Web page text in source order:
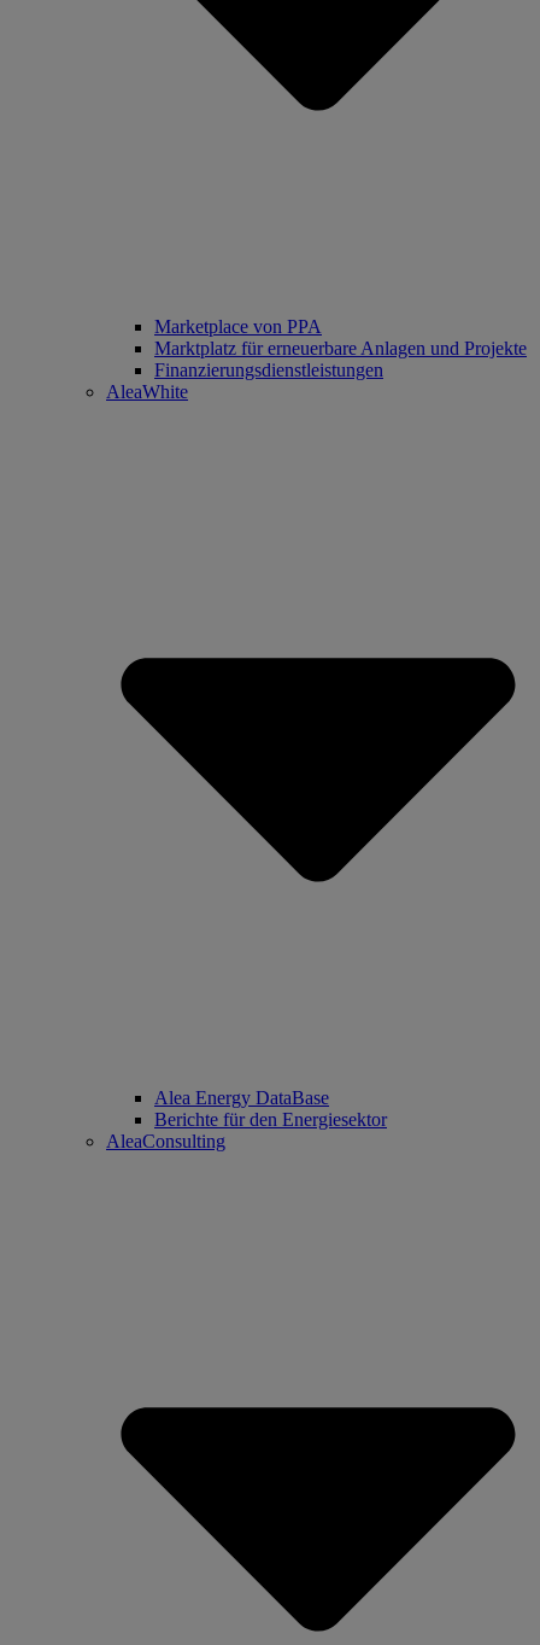
Marketplace von PPA
Marktplatz für erneuerbare Anlagen und Projekte
Finanzierungsdienstleistungen
AleaWhite
Alea Energy DataBase
Berichte für den Energiesektor
AleaConsulting